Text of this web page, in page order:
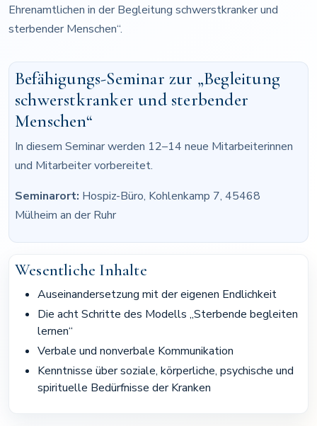
Ehrenamtlichen in der Begleitung schwerstkranker und
sterbender Menschen“.
Befähigungs-Seminar zur „Begleitung
schwerstkranker und sterbender
Menschen“
In diesem Seminar werden 12–14 neue Mitarbeiterinnen
und Mitarbeiter vorbereitet.
Seminarort: Hospiz-Büro, Kohlenkamp 7, 45468
Mülheim an der Ruhr
Wesentliche Inhalte
Auseinandersetzung mit der eigenen Endlichkeit
Die acht Schritte des Modells „Sterbende begleiten
lernen“
Verbale und nonverbale Kommunikation
Kenntnisse über soziale, körperliche, psychische und
spirituelle Bedürfnisse der Kranken